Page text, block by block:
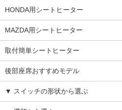
HONDA用シートヒーター
MAZDA用シートヒーター
取付簡単シートヒーター
後部座席おすすめモデル
▼ スイッチの形状から選ぶ